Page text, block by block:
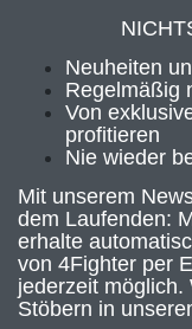
Neuheiten
Regelmäßig
Von
profitieren
Nie wieder
Mit unserem
dem Laufenden:
erhalte
von 4Fighter per
jederzeit
Stöbern in